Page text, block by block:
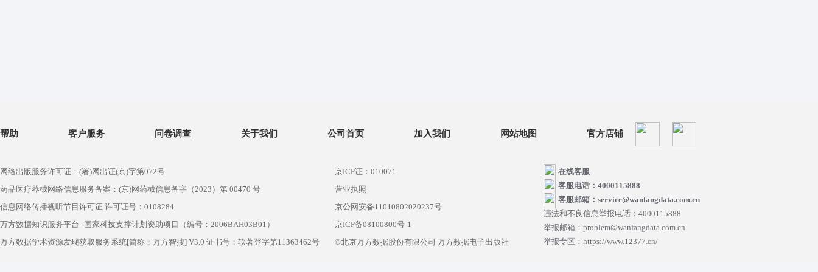
帮助 客户服务 问卷调查 关于我们 公司首页 加入我们 网站地图 官方店铺
网络出版服务许可证：(署)网出证(京)字第072号
药品医疗器械网络信息服务备案：(京)网药械信息备字（2023）第 00470 号
信息网络传播视听节目许可证 许可证号：0108284
万方数据知识服务平台--国家科技支撑计划资助项目（编号：2006BAH03B01）
万方数据学术资源发现获取服务系统[简称：万方智搜] V3.0 证书号：软著登字第11363462号
京ICP证：010071
营业执照
京公网安备11010802020237号
京ICP备08100800号-1
©北京万方数据股份有限公司 万方数据电子出版社
在线客服
客服电话：4000115888
客服邮箱：service@wanfangdata.com.cn
违法和不良信息举报电话：4000115888
举报邮箱：problem@wanfangdata.com.cn
举报专区：https://www.12377.cn/